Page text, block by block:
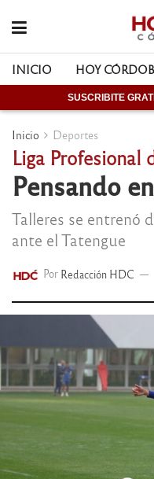
INICIO HOY
SUSCRIBITE
Inicio Deportes
Liga Profesional
Pensando
Talleres se entrenó
ante el Tatengue
Por Redacción HDC